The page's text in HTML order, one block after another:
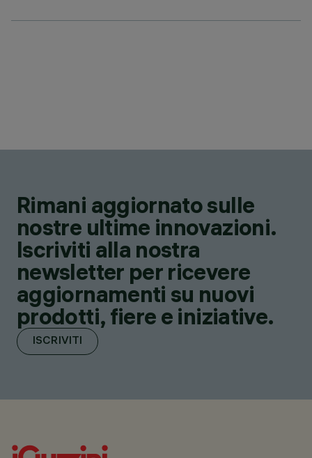
Rimani aggiornato sulle
nostre ultime innovazioni.
Iscriviti alla nostra
newsletter per ricevere
aggiornamenti su nuovi
prodotti, fiere e iniziative.
ISCRIVITI